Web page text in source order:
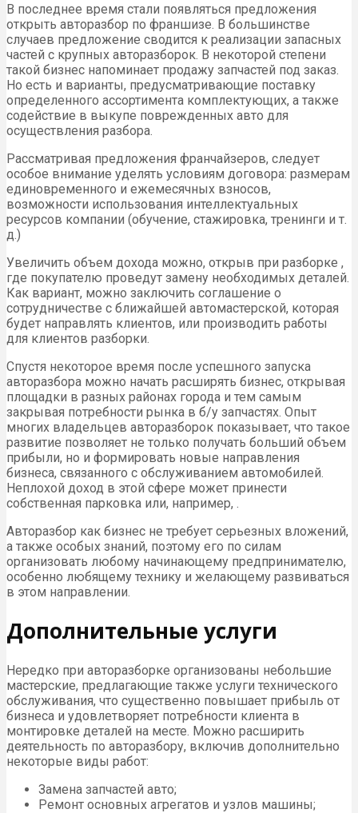
В последнее время стали появляться предложения
открыть авторазбор по франшизе. В большинстве
случаев предложение сводится к реализации запасных
частей с крупных авторазборок. В некоторой степени
такой бизнес напоминает продажу запчастей под заказ.
Но есть и варианты, предусматривающие поставку
определенного ассортимента комплектующих, а также
содействие в выкупе поврежденных авто для
осуществления разбора.
Рассматривая предложения франчайзеров, следует
особое внимание уделять условиям договора: размерам
единовременного и ежемесячных взносов,
возможности использования интеллектуальных
ресурсов компании (обучение, стажировка, тренинги и т.
д.)
Увеличить объем дохода можно, открыв при разборке ,
где покупателю проведут замену необходимых деталей.
Как вариант, можно заключить соглашение о
сотрудничестве с ближайшей автомастерской, которая
будет направлять клиентов, или производить работы
для клиентов разборки.
Спустя некоторое время после успешного запуска
авторазбора можно начать расширять бизнес, открывая
площадки в разных районах города и тем самым
закрывая потребности рынка в б/у запчастях. Опыт
многих владельцев авторазборок показывает, что такое
развитие позволяет не только получать больший объем
прибыли, но и формировать новые направления
бизнеса, связанного с обслуживанием автомобилей.
Неплохой доход в этой сфере может принести
собственная парковка или, например, .
Авторазбор как бизнес не требует серьезных вложений,
а также особых знаний, поэтому его по силам
организовать любому начинающему предпринимателю,
особенно любящему технику и желающему развиваться
в этом направлении.
Дополнительные услуги
Нередко при авторазборке организованы небольшие
мастерские, предлагающие также услуги технического
обслуживания, что существенно повышает прибыль от
бизнеса и удовлетворяет потребности клиента в
монтировке деталей на месте. Можно расширить
деятельность по авторазбору, включив дополнительно
некоторые виды работ:
Замена запчастей авто;
Ремонт основных агрегатов и узлов машины;